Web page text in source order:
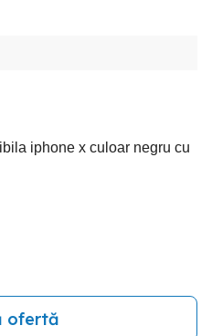
iphone x culoar negru cu
ofertă